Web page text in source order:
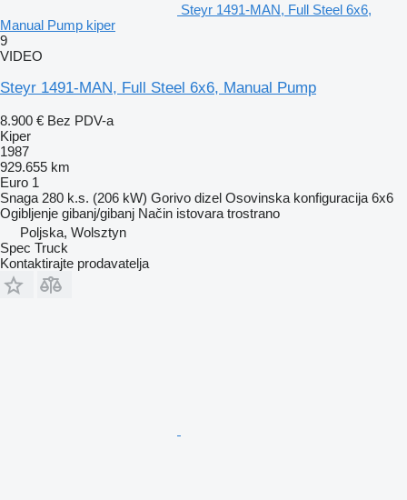
Steyr 1491-MAN, Full Steel 6x6,
Manual Pump kiper
9
VIDEO
Steyr 1491-MAN, Full Steel 6x6, Manual Pump
8.900 € Bez PDV-a
Kiper
1987
929.655 km
Euro 1
Snaga 280 k.s. (206 kW) Gorivo dizel Osovinska konfiguracija 6x6
Ogibljenje gibanj/gibanj Način istovara trostrano
Poljska, Wolsztyn
Spec Truck
Kontaktirajte prodavatelja